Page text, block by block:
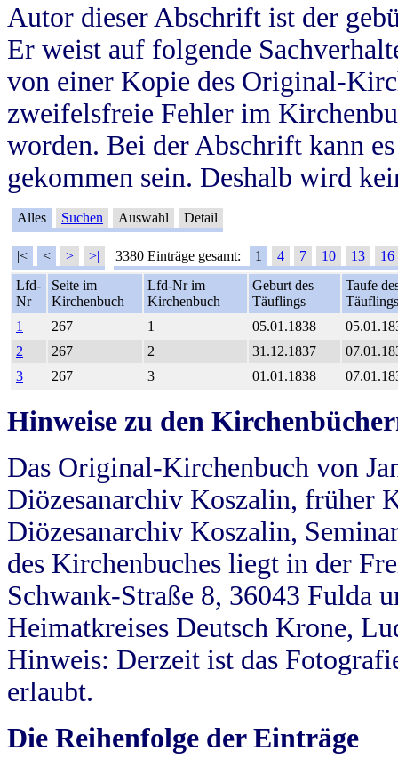
Autor dieser Abschrift ist der
Er weist auf folgende
von einer Kopie des Original-
zweifelsfreie Fehler im
worden. Bei der Abschrift kann
gekommen sein. Deshalb wird
Alles Suchen Auswahl Detail
|< < > >| 3380 Einträge gesamt: 1 4 7 10 13
16
Lfd-
Nr
Seite im
Kirchenbuch
Lfd-Nr im
Kirchenbuch
Geburt des
Täuflings
Taufe
Täuflings
1
267 1 05.01.1838
2
267 2 31.12.1837
3
267 3 01.01.1838
Hinweise zu den
Das Original-Kirchenbuch von
Diözesanarchiv Koszalin, früher
Diözesanarchiv Koszalin,
des Kirchenbuches liegt in der
Schwank-Straße 8, 36043 Fulda
Heimatkreises Deutsch Krone,
Hinweis: Derzeit ist das
erlaubt.
Die Reihenfolge der Einträge